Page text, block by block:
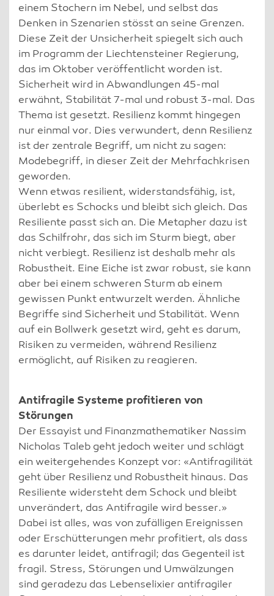
einem Stochern im Nebel, und selbst das
Denken in Szenarien stösst an seine Grenzen.
Diese Zeit der Unsicherheit spiegelt sich auch
im Programm der Liechtensteiner Regierung,
das im Oktober veröffentlicht worden ist.
Sicherheit wird in Abwandlungen 45-mal
erwähnt, Stabilität 7-mal und robust 3-mal. Das
Thema ist gesetzt. Resilienz kommt hingegen
nur einmal vor. Dies verwundert, denn Resilienz
ist der zentrale Begriff, um nicht zu sagen:
Modebegriff, in dieser Zeit der Mehrfachkrisen
geworden.
Wenn etwas resilient, widerstandsfähig, ist,
überlebt es Schocks und bleibt sich gleich. Das
Resiliente passt sich an. Die Metapher dazu ist
das Schilfrohr, das sich im Sturm biegt, aber
nicht verbiegt. Resilienz ist deshalb mehr als
Robustheit. Eine Eiche ist zwar robust, sie kann
aber bei einem schweren Sturm ab einem
gewissen Punkt entwurzelt werden. Ähnliche
Begriffe sind Sicherheit und Stabilität. Wenn
auf ein Bollwerk gesetzt wird, geht es darum,
Risiken zu vermeiden, während Resilienz
ermöglicht, auf Risiken zu reagieren.
Antifragile Systeme profitieren von
Störungen
Der Essayist und Finanzmathematiker Nassim
Nicholas Taleb geht jedoch weiter und schlägt
ein weitergehendes Konzept vor: «Antifragilität
geht über Resilienz und Robustheit hinaus. Das
Resiliente widersteht dem Schock und bleibt
unverändert, das Antifragile wird besser.»
Dabei ist alles, was von zufälligen Ereignissen
oder Erschütterungen mehr profitiert, als dass
es darunter leidet, antifragil; das Gegenteil ist
fragil. Stress, Störungen und Umwälzungen
sind geradezu das Lebenselixier antifragiler